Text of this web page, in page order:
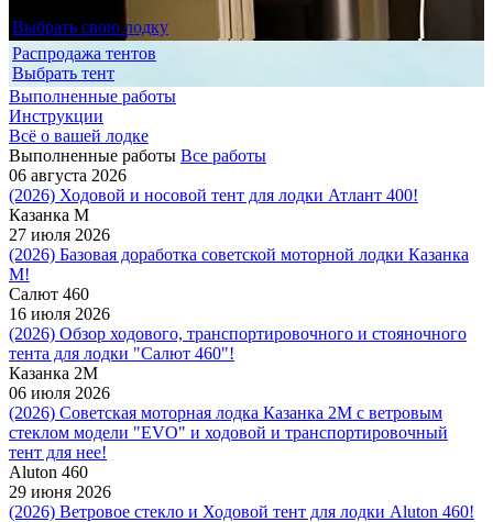
Выбрать свою лодку
Распродажа тентов
Выбрать тент
Выполненные работы
Инструкции
Всё о вашей лодке
Выполненные работы Все работы
06 августа 2026
(2026) Ходовой и носовой тент для лодки Атлант 400!
Казанка М
27 июля 2026
(2026) Базовая доработка советской моторной лодки Казанка
М!
Салют 460
16 июля 2026
(2026) Обзор ходового, транспортировочного и стояночного
тента для лодки "Салют 460"!
Казанка 2М
06 июля 2026
(2026) Советская моторная лодка Казанка 2М с ветровым
стеклом модели "EVO" и ходовой и транспортировочный
тент для нее!
Aluton 460
29 июня 2026
(2026) Ветровое стекло и Ходовой тент для лодки Aluton 460!